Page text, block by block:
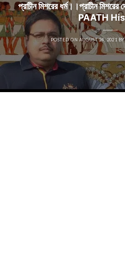
প্রাচীন মিশরের ধর্ম।।প্রাচীন
PAATH
POSTED ON AUGUST 24, 2021